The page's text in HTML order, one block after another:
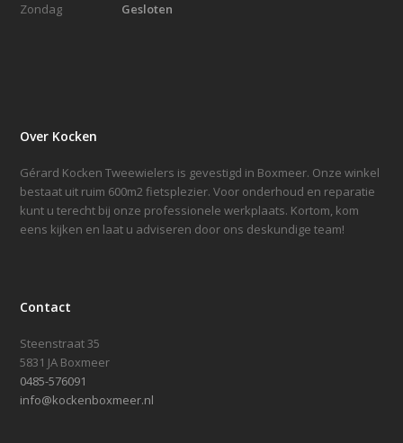
Zondag Gesloten
Over Kocken
Gérard Kocken Tweewielers is gevestigd in Boxmeer. Onze winkel
bestaat uit ruim 600m2 fietsplezier. Voor onderhoud en reparatie
kunt u terecht bij onze professionele werkplaats. Kortom, kom
eens kijken en laat u adviseren door ons deskundige team!
Contact
Steenstraat 35
5831 JA Boxmeer
0485-576091
info@kockenboxmeer.nl